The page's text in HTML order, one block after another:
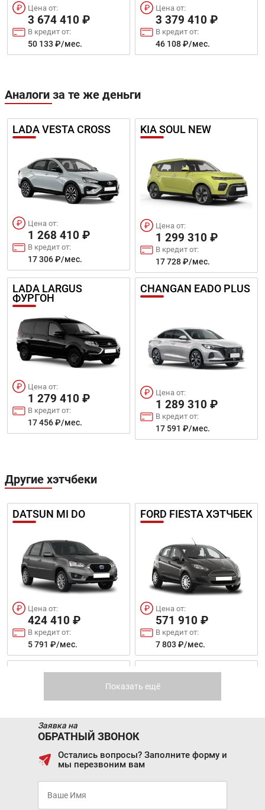
Цена от:
3 674 410 ₽
В кредит от:
50 133 ₽/мес.
Цена от:
3 379 410 ₽
В кредит от:
46 108 ₽/мес.
Аналоги за те же деньги
LADA VESTA CROSS
Цена от:
1 268 410 ₽
В кредит от:
17 306 ₽/мес.
KIA SOUL NEW
Цена от:
1 299 310 ₽
В кредит от:
17 728 ₽/мес.
LADA LARGUS
ФУРГОН
Цена от:
1 279 410 ₽
В кредит от:
17 456 ₽/мес.
CHANGAN EADO PLUS
Цена от:
1 289 310 ₽
В кредит от:
17 591 ₽/мес.
Другие хэтчбеки
DATSUN MI DO
Цена от:
424 410 ₽
В кредит от:
5 791 ₽/мес.
FORD FIESTA ХЭТЧБЕК
Цена от:
571 910 ₽
В кредит от:
7 803 ₽/мес.
FORD FOCUS ХЭТЧБЕК
Цена от:
757 310 ₽
KIA PICANTO NEW
749 310 ₽
Показать ещё
Заявка на
ОБРАТНЫЙ ЗВОНОК
Остались вопросы? Заполните форму и
мы перезвоним вам